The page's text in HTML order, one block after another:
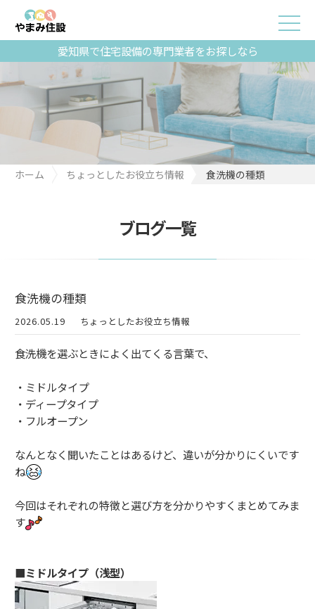
愛知県で住宅設備の専門業者をお探しなら
ホーム ちょっとしたお役立ち情報 食洗機の種類
ブログ一覧
食洗機の種類
2026.05.19 ちょっとしたお役立ち情報
食洗機を選ぶときによく出てくる言葉で、
・ミドルタイプ
・ディープタイプ
・フルオープン
なんとなく聞いたことはあるけど、違いが分かりにくいです
ね
今回はそれぞれの特徴と選び方を分かりやすくまとめてみま
す
■ミドルタイプ（浅型）